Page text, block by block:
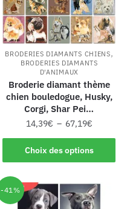
BRODERIES DIAMANTS CHIENS,
BRODERIES DIAMANTS
D'ANIMAUX
Broderie diamant thème
chien bouledogue, Husky,
Corgi, Shar Pei…
14,39€ – 67,19€
Choix des options
-41%